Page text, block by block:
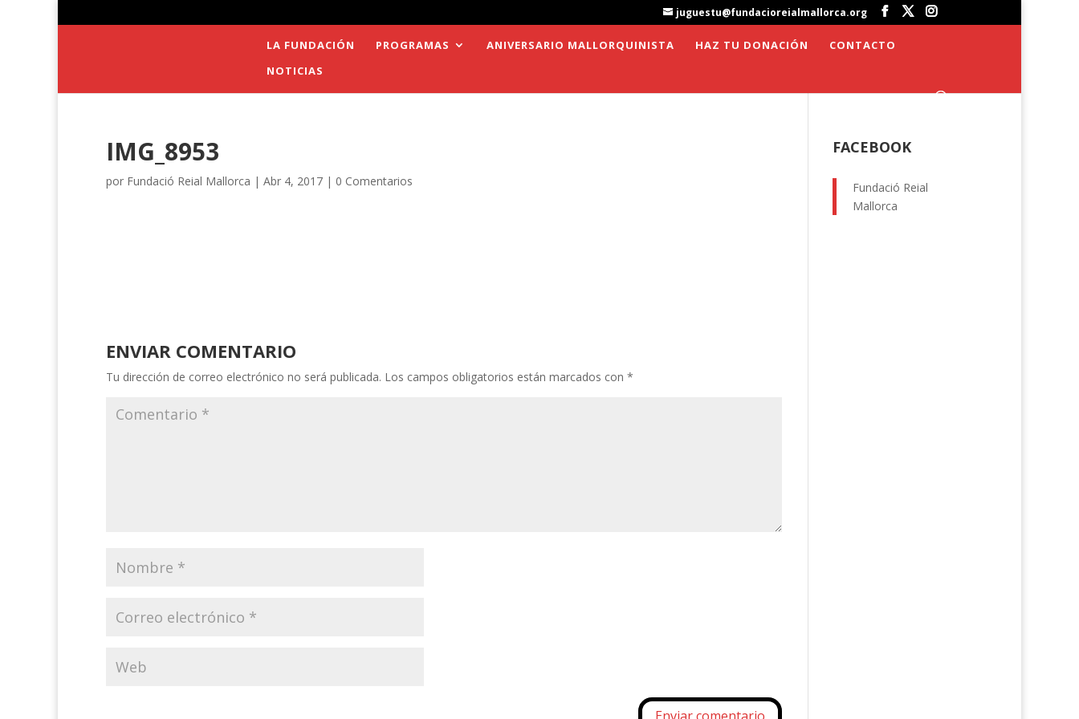
juguestu@fundacioreialmallorca.org
LA FUNDACIÓN PROGRAMAS ANIVERSARIO MALLORQUINISTA HAZ TU DONACIÓN
CONTACTO
NOTICIAS
IMG_8953
por Fundació Reial Mallorca | Abr 4, 2017 | 0 Comentarios
ENVIAR COMENTARIO
Tu dirección de correo electrónico no será publicada. Los campos obligatorios están marcados con *
FACEBOOK
Fundació Reial
Mallorca